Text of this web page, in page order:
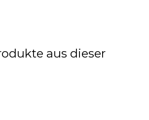
aus dieser